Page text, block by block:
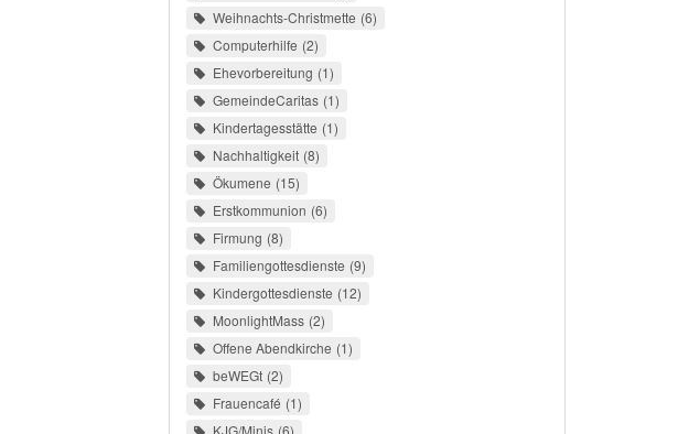
Weihnachts-Christmette 6
Computerhilfe 2
Ehevorbereitung 1
GemeindeCaritas 1
Kindertagesstätte 1
Nachhaltigkeit 8
Ökumene 15
Erstkommunion 6
Firmung 8
Familiengottesdienste 9
Kindergottesdienste 12
MoonlightMass 2
Offene Abendkirche 1
beWEGt 2
Frauencafé 1
KJG/Minis 6